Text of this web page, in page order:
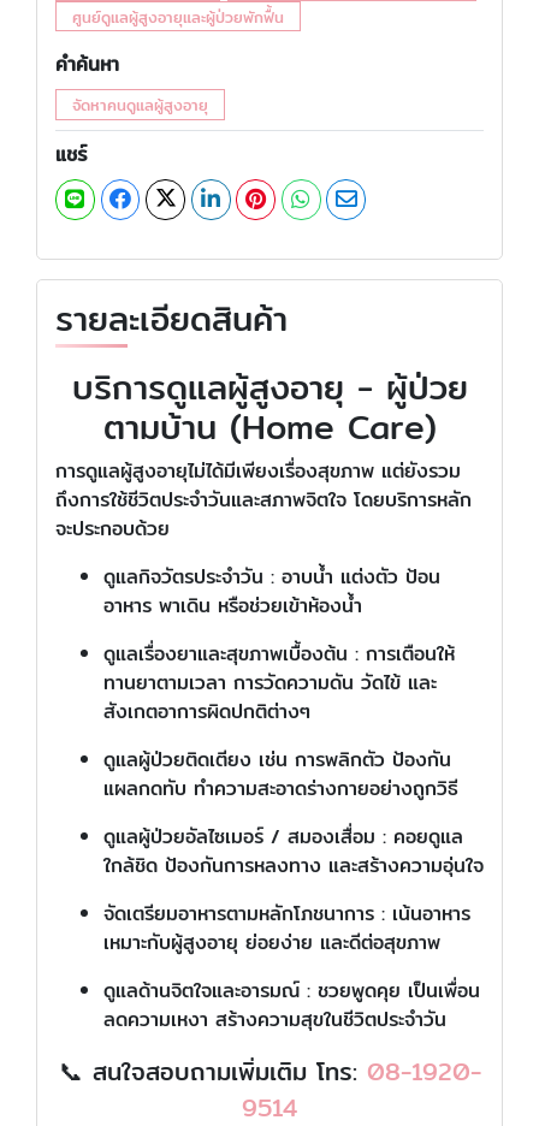
ศูนย์ดูแลผู้สูงอายุและผู้ป่วยพักฟื้น
คำค้นหา
จัดหาคนดูแลผู้สูงอายุ
แชร์
รายละเอียดสินค้า
บริการดูแลผู้สูงอายุ - ผู้ป่วย
ตามบ้าน (Home Care)
การดูแลผู้สูงอายุไม่ได้มีเพียงเรื่องสุขภาพ แต่ยังรวม
ถึงการใช้ชีวิตประจำวันและสภาพจิตใจ โดยบริการหลัก
จะประกอบด้วย
ดูแลกิจวัตรประจำวัน : อาบน้ำ แต่งตัว ป้อน
อาหาร พาเดิน หรือช่วยเข้าห้องน้ำ
ดูแลเรื่องยาและสุขภาพเบื้องต้น : การเตือนให้
ทานยาตามเวลา การวัดความดัน วัดไข้ และ
สังเกตอาการผิดปกติต่างๆ
ดูแลผู้ป่วยติดเตียง เช่น การพลิกตัว ป้องกัน
แผลกดทับ ทำความสะอาดร่างกายอย่างถูกวิธี
ดูแลผู้ป่วยอัลไซเมอร์ / สมองเสื่อม : คอยดูแล
ใกล้ชิด ป้องกันการหลงทาง และสร้างความอุ่นใจ
จัดเตรียมอาหารตามหลักโภชนาการ : เน้นอาหาร
เหมาะกับผู้สูงอายุ ย่อยง่าย และดีต่อสุขภาพ
ดูแลด้านจิตใจและอารมณ์ : ชวยพูดคุย เป็นเพื่อน
ลดความเหงา สร้างความสุขในชีวิตประจำวัน
📞 สนใจสอบถามเพิ่มเติม โทร: 08-1920-
9514